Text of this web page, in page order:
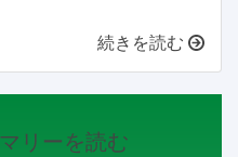
続きを読む
リーを読む